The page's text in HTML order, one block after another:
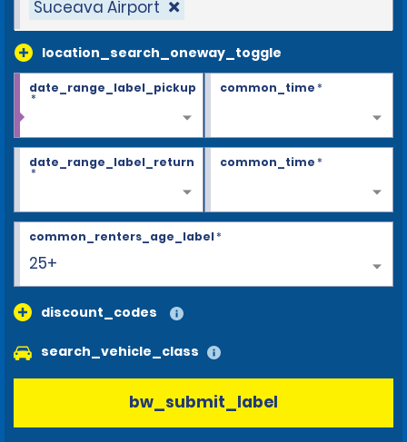
Suceava Airport
location_search_oneway_toggle
date_range_label_pickup
*
common_time*
date_range_label_return
*
common_time*
25+
common_renters_age_label*
discount_codes
search_vehicle_class
bw_submit_label